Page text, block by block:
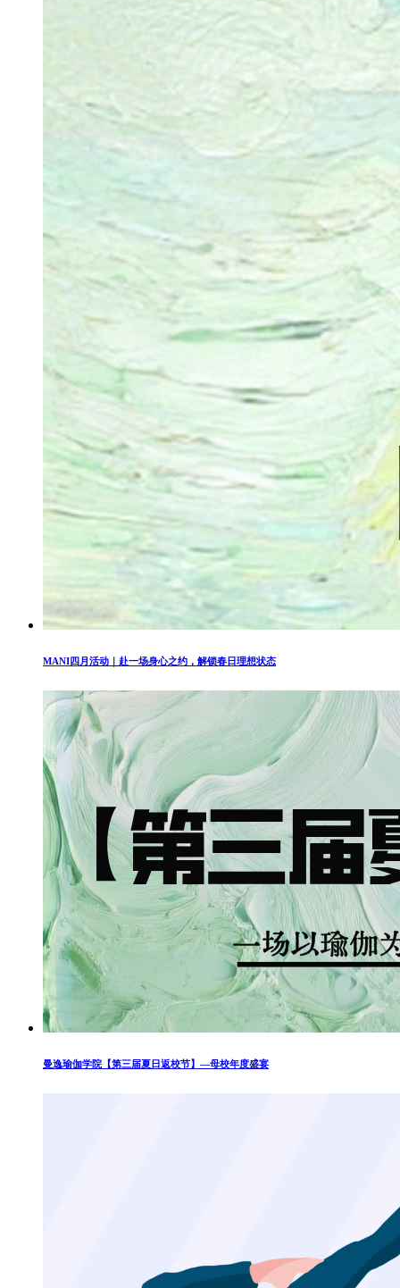
MANI四月活动｜赴一场身心之约，解锁春日理想状态
曼逸瑜伽学院【第三届夏日返校节】—母校年度盛宴